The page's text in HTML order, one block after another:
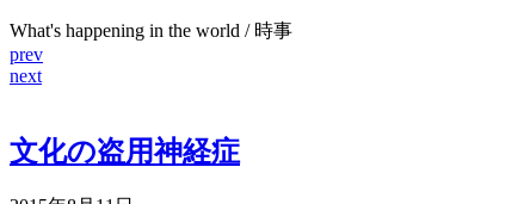
What's happening in the world / 時事
prev
next
文化の盗用神経症